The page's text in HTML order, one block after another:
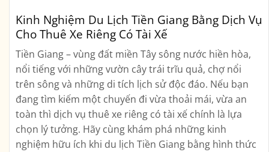
Kinh Nghiệm Du Lịch Tiền Giang Bằng Dịch Vụ
Cho Thuê Xe Riêng Có Tài Xế
Tiền Giang – vùng đất miền Tây sông nước hiền hòa,
nổi tiếng với những vườn cây trái trĩu quả, chợ nổi
trên sông và những di tích lịch sử độc đáo. Nếu bạn
đang tìm kiếm một chuyến đi vừa thoải mái, vừa an
toàn thì dịch vụ thuê xe riêng có tài xế chính là lựa
chọn lý tưởng. Hãy cùng khám phá những kinh
nghiệm hữu ích khi du lịch Tiền Giang bằng hình thức